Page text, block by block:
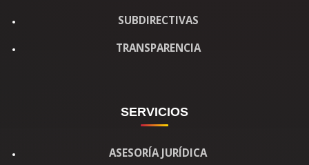
SUBDIRECTIVAS
TRANSPARENCIA
SERVICIOS
ASESORÍA JURÍDICA